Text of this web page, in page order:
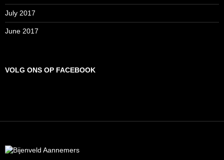
July 2017
June 2017
VOLG ONS OP FACEBOOK